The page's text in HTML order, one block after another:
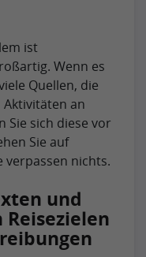
ist
Wenn es
Quellen, die
an
Sie sich diese vor
Sie auf
verpassen nichts.
und